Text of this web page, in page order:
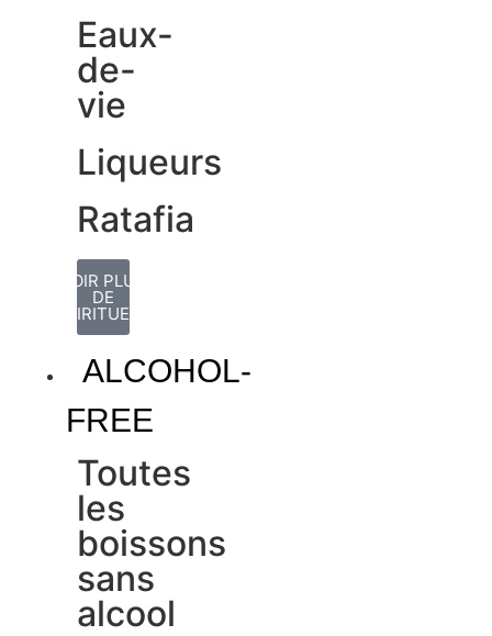
Eaux-
de-
vie
Liqueurs
Ratafia
VOIR PLUS
DE
SPIRITUEUX
ALCOHOL-
FREE
Toutes
les
boissons
sans
alcool